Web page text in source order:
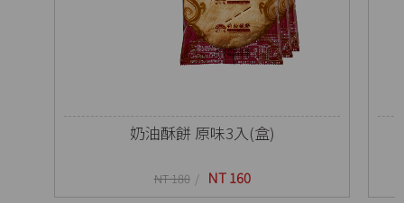
奶油酥餅 原味3入(盒)
NT 180 NT 160